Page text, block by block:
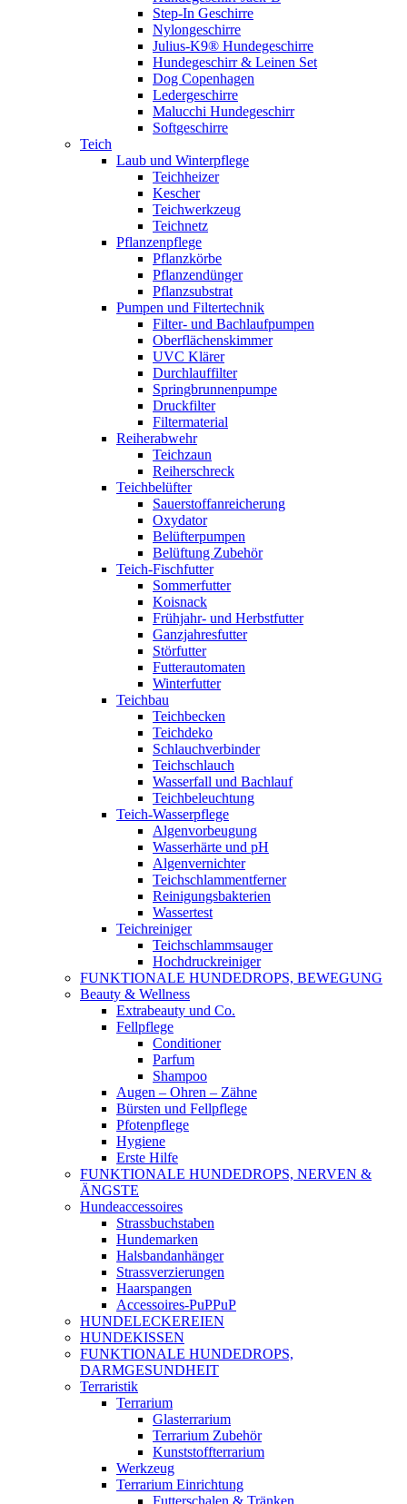
Step-In Geschirre
Nylongeschirre
Julius-K9® Hundegeschirre
Hundegeschirr & Leinen Set
Dog Copenhagen
Ledergeschirre
Malucchi Hundegeschirr
Softgeschirre
Teich
Laub und Winterpflege
Teichheizer
Kescher
Teichwerkzeug
Teichnetz
Pflanzenpflege
Pflanzkörbe
Pflanzendünger
Pflanzsubstrat
Pumpen und Filtertechnik
Filter- und Bachlaufpumpen
Oberflächenskimmer
UVC Klärer
Durchlauffilter
Springbrunnenpumpe
Druckfilter
Filtermaterial
Reiherabwehr
Teichzaun
Reiherschreck
Teichbelüfter
Sauerstoffanreicherung
Oxydator
Belüfterpumpen
Belüftung Zubehör
Teich-Fischfutter
Sommerfutter
Koisnack
Frühjahr- und Herbstfutter
Ganzjahresfutter
Störfutter
Futterautomaten
Winterfutter
Teichbau
Teichbecken
Teichdeko
Schlauchverbinder
Teichschlauch
Wasserfall und Bachlauf
Teichbeleuchtung
Teich-Wasserpflege
Algenvorbeugung
Wasserhärte und pH
Algenvernichter
Teichschlammentferner
Reinigungsbakterien
Wassertest
Teichreiniger
Teichschlammsauger
Hochdruckreiniger
FUNKTIONALE HUNDEDROPS, BEWEGUNG
Beauty & Wellness
Extrabeauty und Co.
Fellpflege
Conditioner
Parfum
Shampoo
Augen – Ohren – Zähne
Bürsten und Fellpflege
Pfotenpflege
Hygiene
Erste Hilfe
FUNKTIONALE HUNDEDROPS, NERVEN &
ÄNGSTE
Hundeaccessoires
Strassbuchstaben
Hundemarken
Halsbandanhänger
Strassverzierungen
Haarspangen
Accessoires-PuPPuP
HUNDELECKEREIEN
HUNDEKISSEN
FUNKTIONALE HUNDEDROPS,
DARMGESUNDHEIT
Terraristik
Terrarium
Glasterrarium
Terrarium Zubehör
Kunststoffterrarium
Werkzeug
Terrarium Einrichtung
Futterschalen & Tränken